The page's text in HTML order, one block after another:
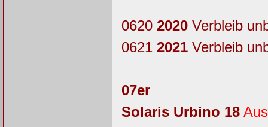
0620 2020Verbleib
0621 2021Verbleib
07er
Solaris Urbino 18